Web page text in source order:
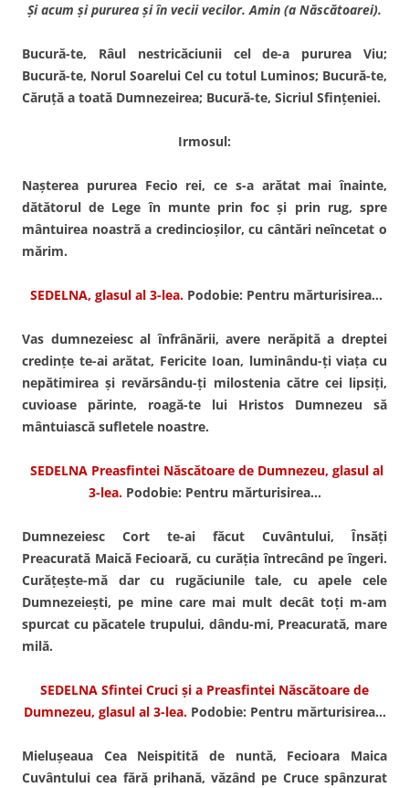
Şi acum şi pururea şi în vecii vecilor. Amin (a Născătoarei).
Bucură-te, Râul nestricăciunii cel de-a pururea Viu;
Bucură-te, Norul Soarelui Cel cu totul Luminos; Bucură-te,
Căruţă a toată Dumnezeirea; Bucură-te, Sicriul Sfinţeniei.
Irmosul:
Naşterea pururea Fecio rei, ce s-a arătat mai înainte,
dătătorul de Lege în munte prin foc şi prin rug, spre
mântuirea noastră a credincioşilor, cu cântări neîncetat o
mărim.
SEDELNA, glasul al 3-lea. Podobie: Pentru mărturisirea…
Vas dumnezeiesc al înfrânării, avere nerăpită a dreptei
credinţe te-ai arătat, Fericite Ioan, luminându-ţi viaţa cu
nepătimirea şi revărsându-ţi milostenia către cei lipsiţi,
cuvioase părinte, roagă-te lui Hristos Dumnezeu să
mântuiască sufletele noastre.
SEDELNA Preasfintei Născătoare de Dumnezeu, glasul al
3-lea.Podobie: Pentru mărturisirea…
Dumnezeiesc Cort te-ai făcut Cuvântului, Însăţi
Preacurată Maică Fecioară, cu curăţia întrecând pe îngeri.
Curăţeşte-mă dar cu rugăciunile tale, cu apele cele
Dumnezeieşti, pe mine care mai mult decât toţi m-am
spurcat cu păcatele trupului, dându-mi, Preacurată, mare
milă.
SEDELNA Sfintei Cruci şi a Preasfintei Născătoare de
Dumnezeu, glasul al 3-lea.Podobie: Pentru mărturisirea…
Mieluşeaua Cea Neispitită de nuntă, Fecioara Maica
Cuvântului cea fără prihană, văzând pe Cruce spânzurat